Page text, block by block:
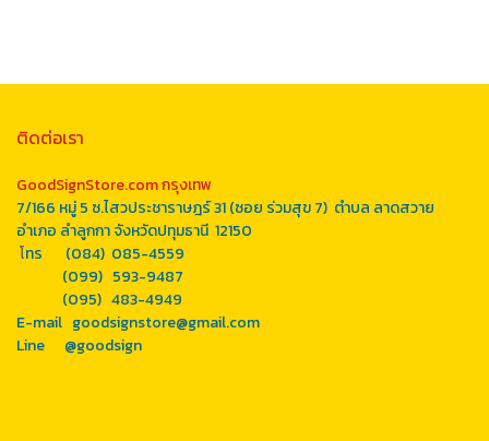
ติดต่อเรา
GoodSignStore.com กรุงเทพ
7/166 หมู่ 5 ซ.ไสวประชาราษฎร์ 31 (ซอย ร่วมสุข 7) ตำบล ลาดสวาย
อำเภอ ลำลูกกา จังหวัดปทุมธานี 12150
โทร (084) 085-4559
(099) 593-9487
(095) 483-4949
E-mail goodsignstore@gmail.com
Line @goodsign